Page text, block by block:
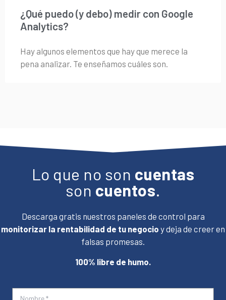
¿Qué puedo (y debo) medir con Google
Analytics?
Hay algunos elementos que hay que merece la
pena analizar. Te enseñamos cuáles son.
Lo que no son cuentas
son cuentos.
Descarga gratis nuestros paneles de control para
monitorizar la rentabilidad de tu negocio y deja de creer en
falsas promesas.
100% libre de humo.